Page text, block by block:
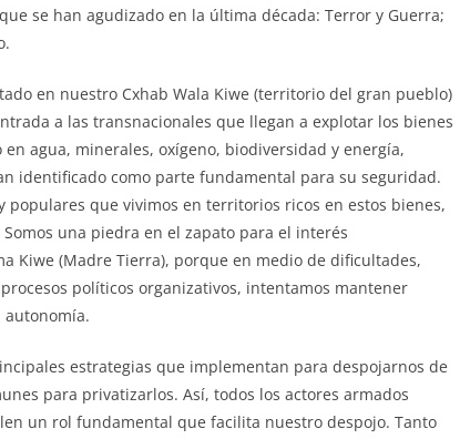
se han agudizado en la última década: Terror y Guerra;
en nuestro Cxhab Wala Kiwe (territorio del gran pueblo)
a las transnacionales que llegan a explotar los bienes
agua, minerales, oxígeno, biodiversidad y energía,
identificado como parte fundamental para su seguridad.
populares que vivimos en territorios ricos en estos bienes,
una piedra en el zapato para el interés
Kiwe (Madre Tierra), porque en medio de dificultades,
políticos organizativos, intentamos mantener
estrategias que implementan para despojarnos de
para privatizarlos. Así, todos los actores armados
un rol fundamental que facilita nuestro despojo. Tanto